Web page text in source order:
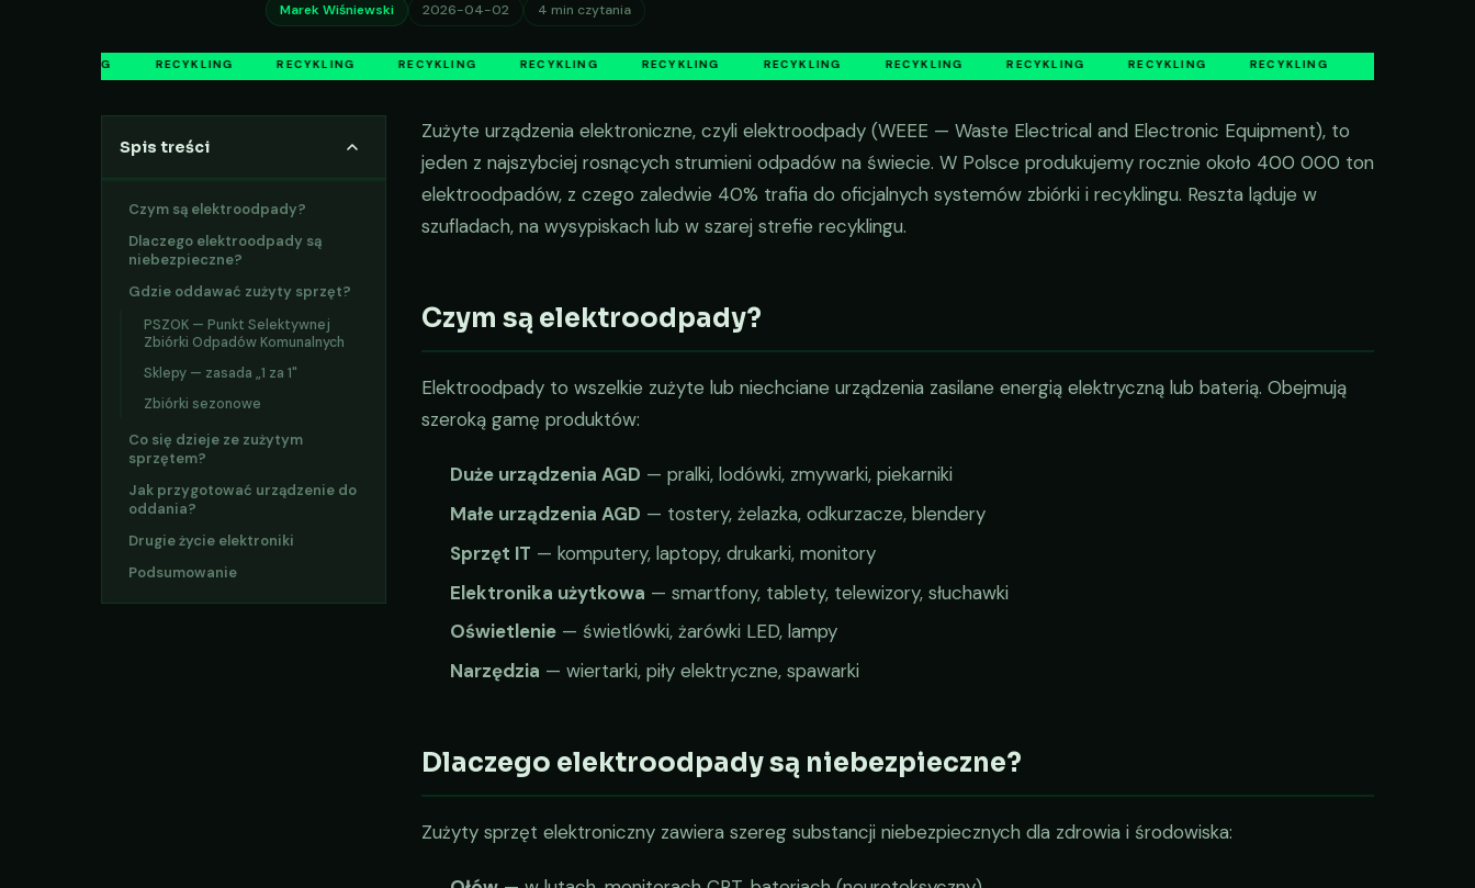
Marek Wiśniewski 2026-04-02 4 min czytania
RECYKLING RECYKLING RECYKLING RECYKLING RECYKLING RECYKLING RECYKLING RECYKLING RECYKLING RECYKLING
Picsum ID: 396
Spis treści
Czym są elektroodpady?
Dlaczego elektroodpady są
niebezpieczne?
Gdzie oddawać zużyty sprzęt?
PSZOK — Punkt Selektywnej
Zbiórki Odpadów Komunalnych
Sklepy — zasada „1 za 1"
Zbiórki sezonowe
Co się dzieje ze zużytym
sprzętem?
Jak przygotować urządzenie do
oddania?
Drugie życie elektroniki
Podsumowanie
Zużyte urządzenia elektroniczne, czyli elektroodpady (WEEE — Waste Electrical and Electronic Equipment), to
jeden z najszybciej rosnących strumieni odpadów na świecie. W Polsce produkujemy rocznie około 400 000 ton
elektroodpadów, z czego zaledwie 40% trafia do oficjalnych systemów zbiórki i recyklingu. Reszta ląduje w
szufladach, na wysypiskach lub w szarej strefie recyklingu.
Czym są elektroodpady?
Elektroodpady to wszelkie zużyte lub niechciane urządzenia zasilane energią elektryczną lub baterią. Obejmują
szeroką gamę produktów:
Duże urządzenia AGD — pralki, lodówki, zmywarki, piekarniki
Małe urządzenia AGD — tostery, żelazka, odkurzacze, blendery
Sprzęt IT — komputery, laptopy, drukarki, monitory
Elektronika użytkowa — smartfony, tablety, telewizory, słuchawki
Oświetlenie— świetlówki, żarówki LED, lampy
Narzędzia — wiertarki, piły elektryczne, spawarki
Dlaczego elektroodpady są niebezpieczne?
Zużyty sprzęt elektroniczny zawiera szereg substancji niebezpiecznych dla zdrowia i środowiska: